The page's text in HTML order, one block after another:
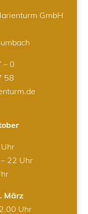
GmbH
– 0
58
22 Uhr
März
Uhr